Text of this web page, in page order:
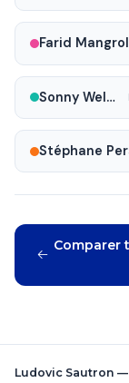
Farid
Sonny Welmant
Stéphane
Comparer
Ludovic Sautron